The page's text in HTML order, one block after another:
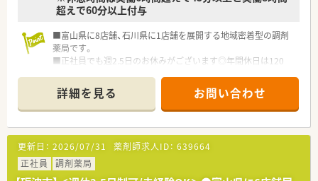
超えで60分以上付与
■富山県に8店舗、石川県に1店舗を展開する地域密着型の調剤
薬局です。
■正社員でも週2.5日のお休みがございます◎年間休日は120
■内科の処方箋をメインに応需しています。枚数は1日約10～
15枚のため、落ち着いてご勤務いただけます。
■未経験・ブランクがある方も歓迎しています！久しぶりのご勤
務でも、サポート体制も整っているので安心してご就業いただけ
ます。
■お子様の急な体調不良など急なお休みにも柔軟に対応できる
体制がございます。
■代表は社員から「お父さん」と呼ばれるほど、信頼は厚い方で
詳細を見る お問い合わせ
更新日： 2026/07/31 薬剤師求人ID： 639664
正社員
調剤薬局